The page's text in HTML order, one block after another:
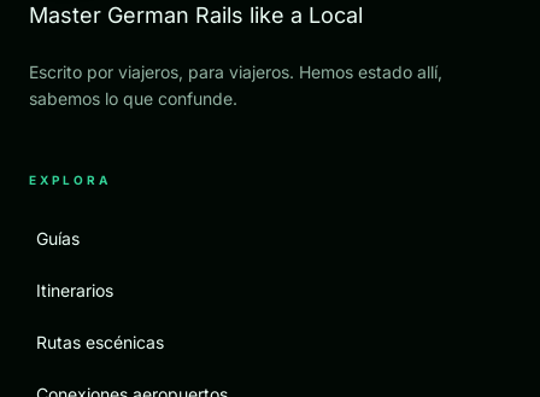
Master German Rails like a Local
Escrito por viajeros, para viajeros. Hemos estado allí,
sabemos lo que confunde.
EXPLORA
Guías
Itinerarios
Rutas escénicas